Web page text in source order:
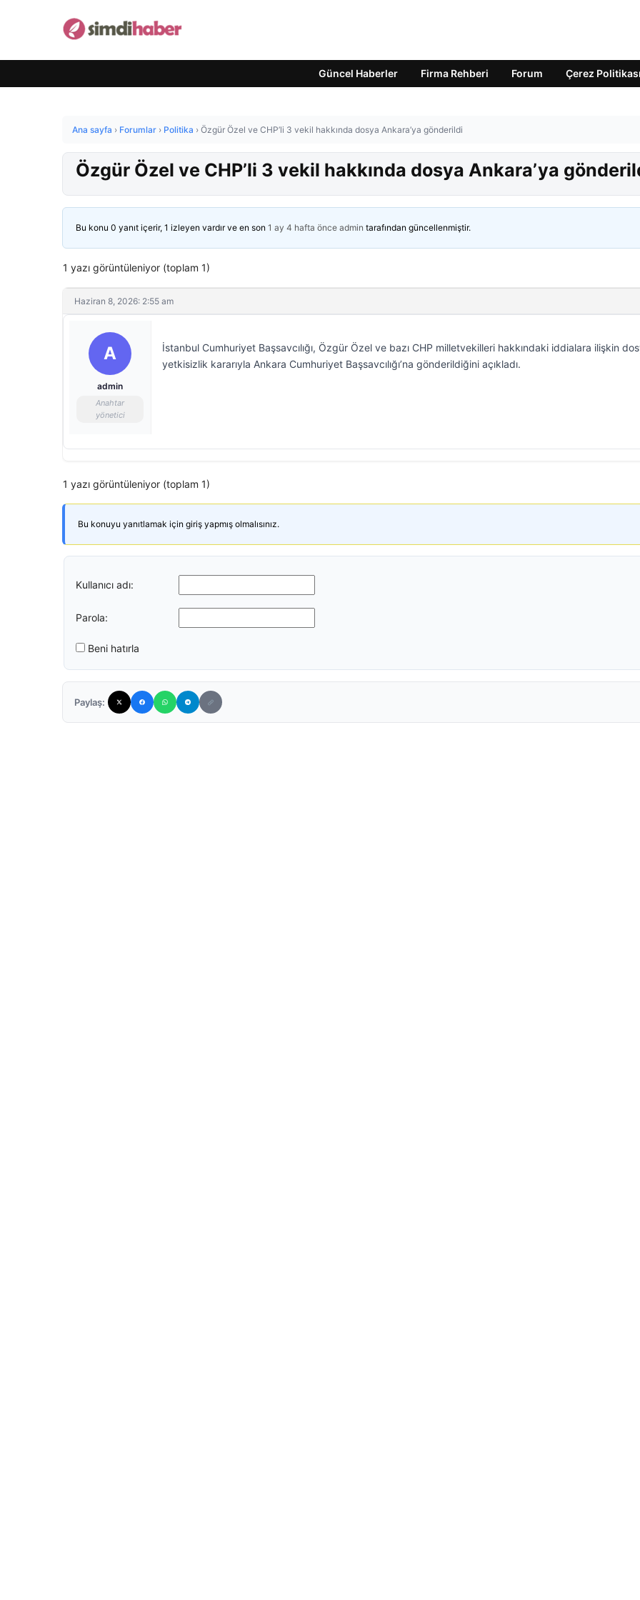
Güncel Haberler Firma Rehberi Forum Çerez Politikası
Ana sayfa › Forumlar › Politika › Özgür Özel ve CHP’li 3 vekil hakkında dosya Ankara’ya gönderildi
Özgür Özel ve CHP’li 3 vekil hakkında dosya Ankara’ya
Bu konu 0 yanıt içerir, 1 izleyen vardır ve en son 1 ay 4 hafta önce admin tarafından güncellenmiştir.
1 yazı görüntüleniyor (toplam 1)
Haziran 8, 2026: 2:55 am
A
admin
Anahtar
yönetici
İstanbul Cumhuriyet Başsavcılığı, Özgür Özel ve bazı CHP milletvekilleri hakkındaki iddialara ilişkin
yetkisizlik kararıyla Ankara Cumhuriyet Başsavcılığı’na gönderildiğini açıkladı.
1 yazı görüntüleniyor (toplam 1)
Bu konuyu yanıtlamak için giriş yapmış olmalısınız.
Kullanıcı adı:
Parola:
Beni hatırla
Paylaş: